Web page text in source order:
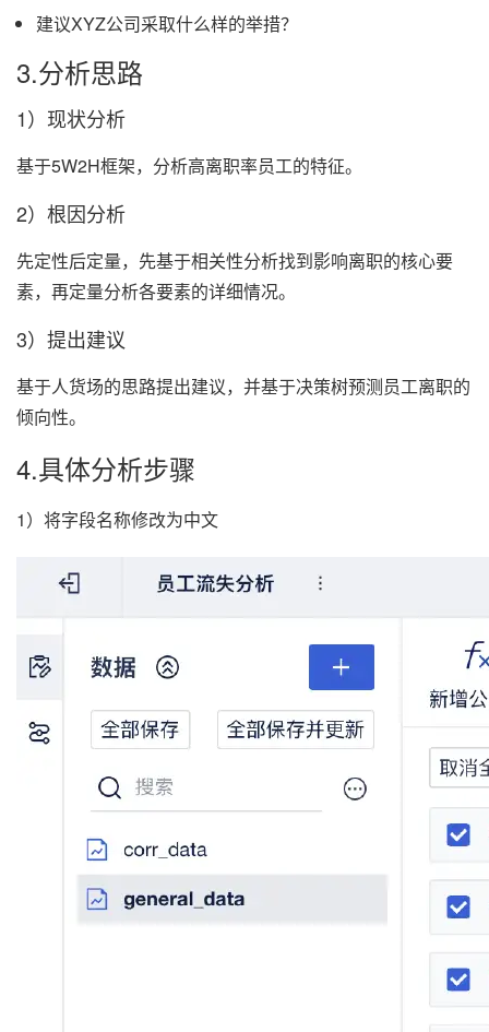
建议XYZ公司采取什么样的举措？
3.分析思路
1）现状分析
基于5W2H框架，分析高离职率员工的特征。
2）根因分析
先定性后定量，先基于相关性分析找到影响离职的核心要
素，再定量分析各要素的详细情况。
3）提出建议
基于人货场的思路提出建议，并基于决策树预测员工离职的
倾向性。
4.具体分析步骤
1）将字段名称修改为中文